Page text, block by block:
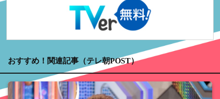
おすすめ！関連記事（テレ朝POST）